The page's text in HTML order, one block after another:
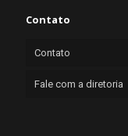
Contato
Contato
Fale com a diretoria